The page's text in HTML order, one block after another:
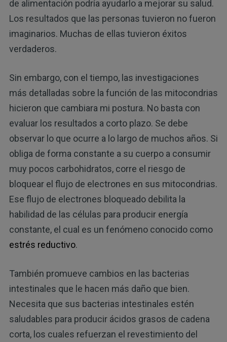
de alimentación podría ayudarlo a mejorar su salud.
Los resultados que las personas tuvieron no fueron
imaginarios. Muchas de ellas tuvieron éxitos
verdaderos.
Sin embargo, con el tiempo, las investigaciones
más detalladas sobre la función de las mitocondrias
hicieron que cambiara mi postura. No basta con
evaluar los resultados a corto plazo. Se debe
observar lo que ocurre a lo largo de muchos años. Si
obliga de forma constante a su cuerpo a consumir
muy pocos carbohidratos, corre el riesgo de
bloquear el flujo de electrones en sus mitocondrias.
Ese flujo de electrones bloqueado debilita la
habilidad de las células para producir energía
constante, el cual es un fenómeno conocido como
estrés reductivo.
También promueve cambios en las bacterias
intestinales que le hacen más daño que bien.
Necesita que sus bacterias intestinales estén
saludables para producir ácidos grasos de cadena
corta, los cuales refuerzan el revestimiento del